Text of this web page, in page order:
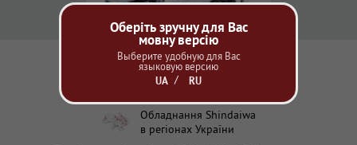
Обладнання Shindaiwa
в регіонах України
Оберіть зручну для Вас
мовну версію
Выберите удобную для Вас
языковую версию
RU
UA